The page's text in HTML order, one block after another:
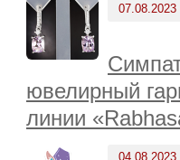
07.08.2023
ювелирный
линии
04.08.2023